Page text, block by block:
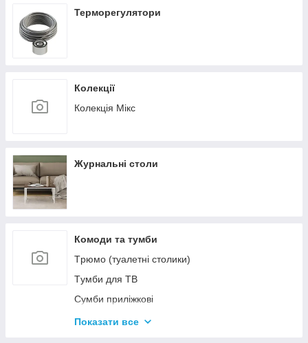
Терморегулятори
Колекції
Колекція Мікс
Журнальні столи
Комоди та тумби
Tрюмо (туалетні столики)
Tумби для ТВ
Сумби приліжкові
Комоди
Показати все